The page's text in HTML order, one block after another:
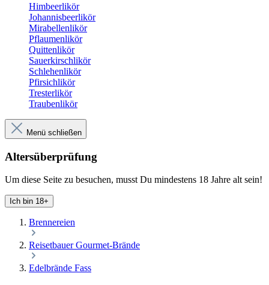
Himbeerlikör
Johannisbeerlikör
Mirabellenlikör
Pflaumenlikör
Quittenlikör
Sauerkirschlikör
Schlehenlikör
Pfirsichlikör
Tresterlikör
Traubenlikör
Menü schließen
Altersüberprüfung
Um diese Seite zu besuchen, musst Du mindestens 18 Jahre alt sein!
Ich bin 18+
Brennereien
Reisetbauer Gourmet-Brände
Edelbrände Fass